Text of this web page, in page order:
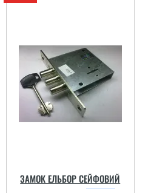
ЗАМОК ЕЛЬБОР СЕЙФОВИЙ